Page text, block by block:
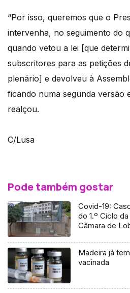
“Por isso, queremos que o
intervenha, no seguimento do
quando vetou a lei [que
subscritores para as petições
plenário] e devolveu à
ficando numa segunda versão
realçou.
C/Lusa
Pode também gostar
Covid-19:
do 1.º Ciclo
Câmara de
Madeira já
vacinada